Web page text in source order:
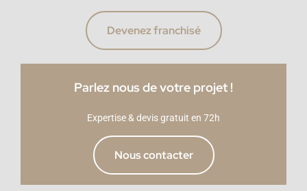
Devenez franchisé
Parlez nous de votre projet !
Expertise & devis gratuit en 72h
Nous contacter